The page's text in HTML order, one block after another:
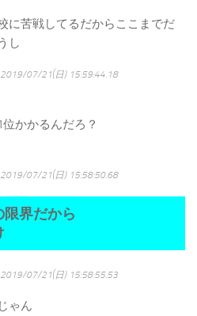
に苦戦してるだからここまでだ
し
2019/07/21(日) 15:59:44.18
かかるんだろ？
2019/07/21(日) 15:58:50.68
限界だから
2019/07/21(日) 15:58:55.53
ゃん